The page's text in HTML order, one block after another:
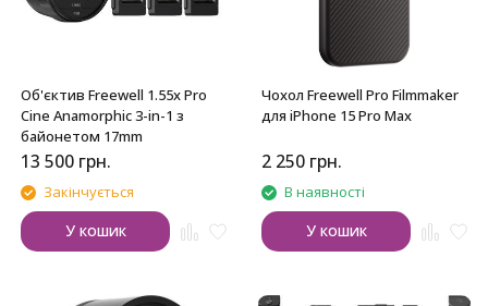
Об'єктив Freewell 1.55x Pro
Cine Anamorphic 3-in-1 з
байонетом 17mm
13 500 грн.
Закінчується
У кошик
Чохол Freewell Pro Filmmaker
для iPhone 15 Pro Max
2 250 грн.
В наявності
У кошик